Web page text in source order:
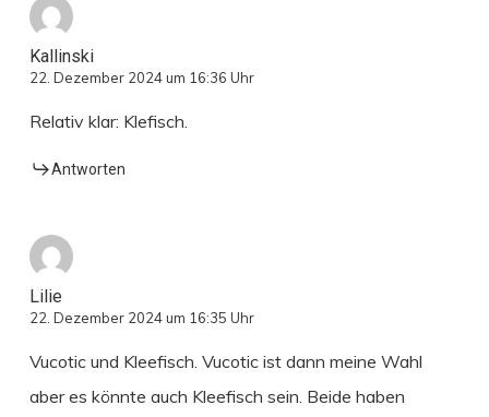
Kallinski
22. Dezember 2024 um 16:36 Uhr
Relativ klar: Klefisch.
Antworten
Lilie
22. Dezember 2024 um 16:35 Uhr
Vucotic und Kleefisch. Vucotic ist dann meine Wahl
aber es könnte auch Kleefisch sein. Beide haben